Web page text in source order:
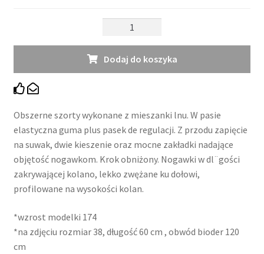
Just
Dodaj do koszyka
Obszerne szorty wykonane z mieszanki lnu. W pasie
elastyczna guma plus pasek de regulacji. Z przodu zapięcie
na suwak, dwie kieszenie oraz mocne zakładki nadające
objętość nogawkom. Krok obniżony. Nogawki w dl¨gości
zakrywającej kolano, lekko zwężane ku dołowi,
profilowane na wysokości kolan.
*wzrost modelki 174
*na zdjęciu rozmiar 38, długość 60 cm , obwód bioder 120
cm